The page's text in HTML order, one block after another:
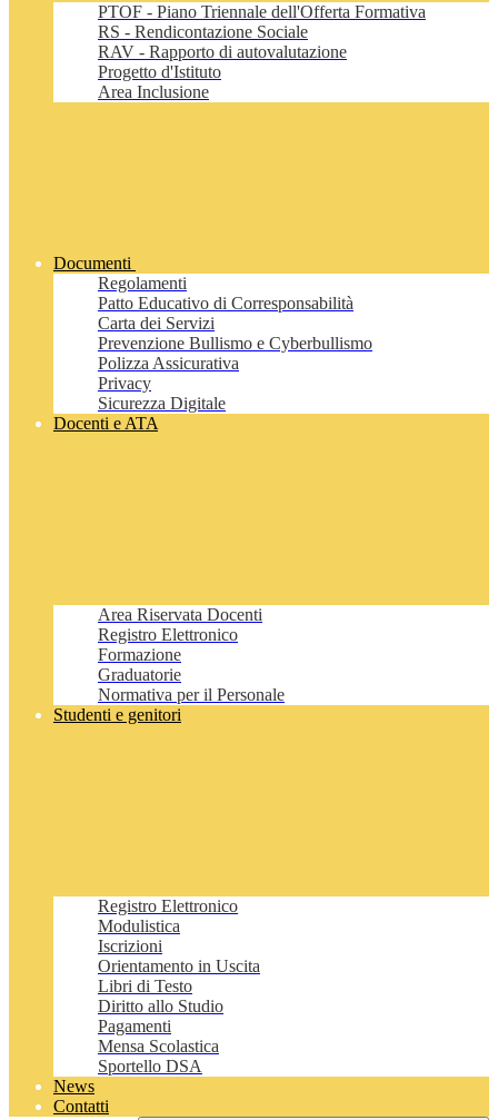
PTOF - Piano Triennale dell'Offerta Formativa
RS - Rendicontazione Sociale
RAV - Rapporto di autovalutazione
Progetto d'Istituto
Area Inclusione
Documenti
Regolamenti
Patto Educativo di Corresponsabilità
Carta dei Servizi
Prevenzione Bullismo e Cyberbullismo
Polizza Assicurativa
Privacy
Sicurezza Digitale
Docenti e ATA
Area Riservata Docenti
Registro Elettronico
Formazione
Graduatorie
Normativa per il Personale
Studenti e genitori
Registro Elettronico
Modulistica
Iscrizioni
Orientamento in Uscita
Libri di Testo
Diritto allo Studio
Pagamenti
Mensa Scolastica
Sportello DSA
News
Contatti